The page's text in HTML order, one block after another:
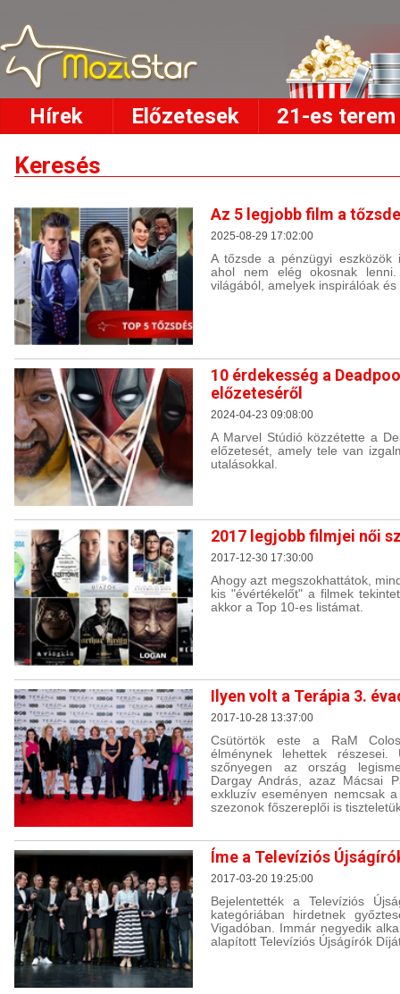
Hírek Előzetesek 21-es terem
Keresés
Az 5 legjobb film a
2025-08-29 17:02:00
A tőzsde a pénzügyi eszközök
ahol nem elég okosnak
világából, amelyek inspirálóak
10 érdekesség a
előzeteséről
2024-04-23 09:08:00
A Marvel Stúdió közzétette a
előzetesét, amely tele van
utalásokkal.
2017 legjobb filmjei női
2017-12-30 17:30:00
Ahogy azt megszokhattátok,
kis "évértékelőt" a filmek
akkor a Top 10-es listámat.
Ilyen volt a Terápia 3.
2017-10-28 13:37:00
Csütörtök este a RaM
élménynek lehettek
szőnyegen az ország
Dargay András, azaz Mácsai
exkluzív eseményen nemcsak
szezonok főszereplői is
Íme a Televíziós
2017-03-20 19:25:00
Bejelentették a Televíziós
kategóriában hirdetnek
Vigadóban. Immár negyedik
alapított Televíziós Újságírók